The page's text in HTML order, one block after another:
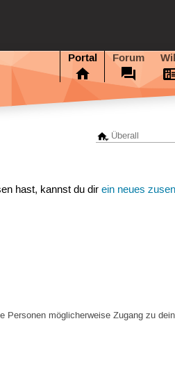
Portal Forum
hast, kannst du direin neues
möglicherweise Zugang zu